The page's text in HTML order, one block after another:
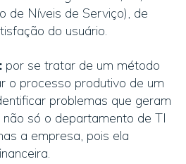
de Níveis de Serviço), de
do usuário.
por se tratar de um método
o processo produtivo de um
problemas que geram
só o departamento de TI
a empresa, pois ela